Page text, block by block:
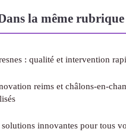
la même rubrique
: qualité et intervention
reims et châlons-en-
innovantes pour tous